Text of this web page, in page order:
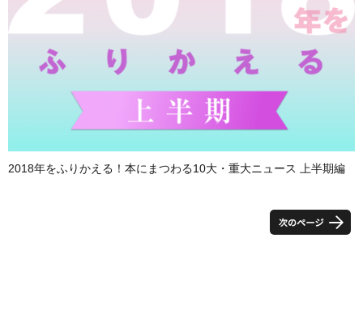
2018年をふりかえる！本にまつわる10大・重大ニュース 上半期編